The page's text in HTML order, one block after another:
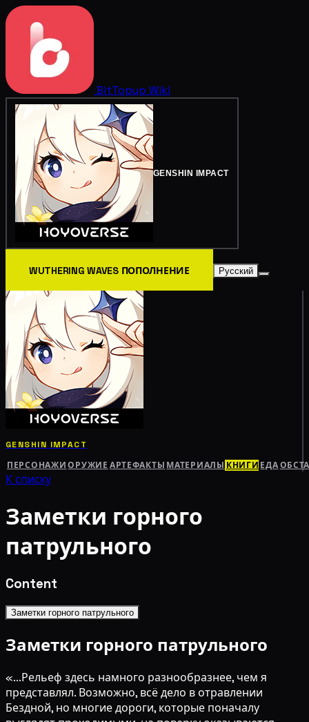
BitTopup Wiki
GENSHIN IMPACT
WUTHERING WAVES ПОПОЛНЕНИЕ Русский
GENSHIN IMPACT
ПЕРСОНАЖИ ОРУЖИЕ АРТЕФАКТЫ МАТЕРИАЛЫ КНИГИ ЕДА
К списку
Заметки горного
патрульного
Content
Заметки горного патрульного
Заметки горного патрульного
«...Рельеф здесь намного разнообразнее, чем я
представлял. Возможно, всё дело в отравлении
Бездной, но многие дороги, которые поначалу